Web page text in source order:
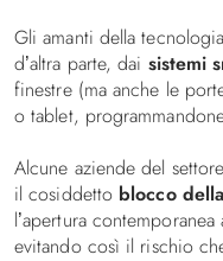
Gli amanti della
d’altra parte, dai sistemi
finestre (ma anche le
o tablet,
Alcune aziende del
il cosiddetto blocco
l’apertura
evitando così il rischio